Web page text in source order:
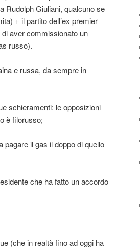
Rudolph Giuliani, qualcuno se
+ il partito dell’ex premier
di aver commissionato un
russo).
e russa, da sempre in
schieramenti: le opposizioni
è filorusso;
il gas il doppo di quello
che ha fatto un accordo
(che in realtà fino ad oggi ha